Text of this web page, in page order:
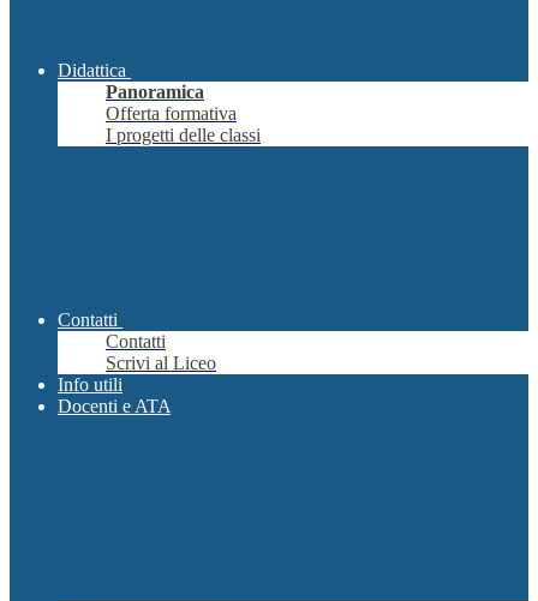
Didattica
Panoramica
Offerta formativa
I progetti delle classi
Contatti
Contatti
Scrivi al Liceo
Info utili
Docenti e ATA